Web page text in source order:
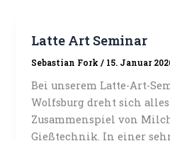
Latte Art Seminar
Sebastian Fork/ 15. Januar
Bei unserem Latte-Art-
Wolfsburg dreht sich alles
Zusammenspiel von
Gießtechnik. In einer